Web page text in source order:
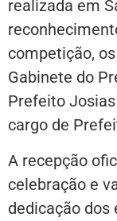
realizada em
competição,
Gabinete do
Prefeito
cargo de
A recepção
celebração e
dedicação dos